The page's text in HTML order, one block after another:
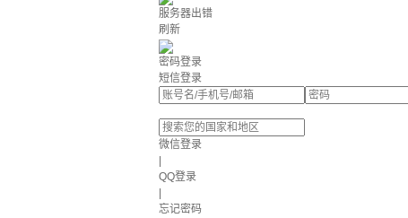
服务器出错
刷新
密码登录
短信登录
微信登录
QQ登录
忘记密码